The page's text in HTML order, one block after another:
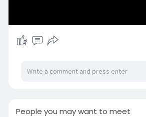
People you may want to meet